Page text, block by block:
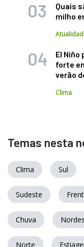
Quais
milho
El
forte
verão
Clima
Temas nesta
Clima Sul
Sudeste
Chuva
Norte